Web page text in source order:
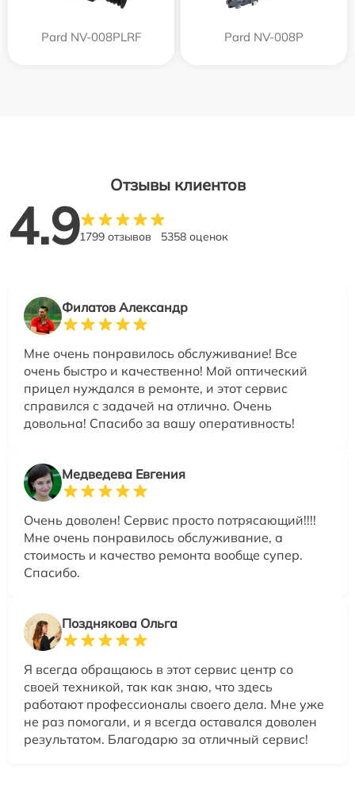
Pard NV-008PLRF Pard NV-008P
Отзывы клиентов
4.91799 отзывов 5358 оценок
Филатов Александр
Мне очень понравилось обслуживание! Все
очень быстро и качественно! Мой оптический
прицел нуждался в ремонте, и этот сервис
справился с задачей на отлично. Очень
довольна! Спасибо за вашу оперативность!
Медведева Евгения
Очень доволен! Сервис просто потрясающий!!!!
Мне очень понравилось обслуживание, а
стоимость и качество ремонта вообще супер.
Спасибо.
Позднякова Ольга
Я всегда обращаюсь в этот сервис центр со
своей техникой, так как знаю, что здесь
работают профессионалы своего дела. Мне уже
не раз помогали, и я всегда оставался доволен
результатом. Благодарю за отличный сервис!